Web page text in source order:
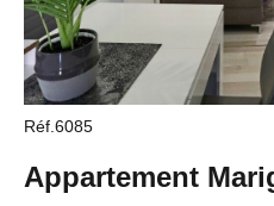
fonds), agent commercial du
immatriculé au RSAC de
503111049 titulaire de la
pour le compte de la société
Réf.6085
Appartement